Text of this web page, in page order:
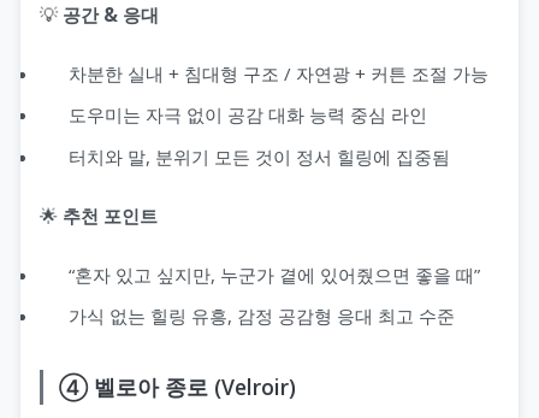
💡 공간 & 응대
차분한 실내 + 침대형 구조 / 자연광 + 커튼 조절 가능
도우미는 자극 없이 공감 대화 능력 중심 라인
터치와 말, 분위기 모든 것이 정서 힐링에 집중됨
🌟 추천 포인트
“혼자 있고 싶지만, 누군가 곁에 있어줬으면 좋을 때”
가식 없는 힐링 유흥, 감정 공감형 응대 최고 수준
④ 벨로아 종로 (Velroir)